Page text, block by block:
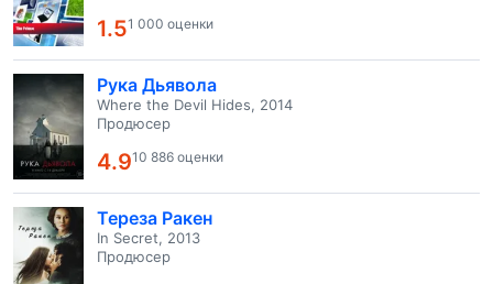
1.51 000 оценки
Рука Дьявола
Where the Devil Hides, 2014
Продюсер
4.910 886 оценки
Тереза Ракен
In Secret, 2013
Продюсер